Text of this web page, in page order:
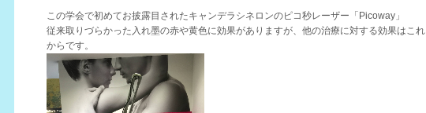
この学会で初めてお披露目されたキャンデラシネロンのピコ秒レーザー「Picoway」
従来取りづらかった入れ墨の赤や黄色に効果がありますが、他の治療に対する効果はこれ
からです。